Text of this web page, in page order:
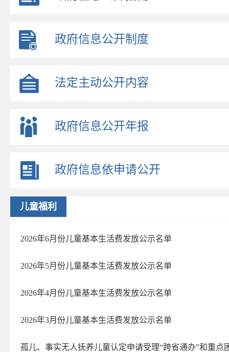
政府信息公开制度
法定主动公开内容
政府信息公开年报
政府信息依申请公开
儿童福利
2026年6月份儿童基本生活费发放公示名单
2026年5月份儿童基本生活费发放公示名单
2026年4月份儿童基本生活费发放公示名单
2026年3月份儿童基本生活费发放公示名单
孤儿、事实无人抚养儿童认定申请受理“跨省通办”和重点